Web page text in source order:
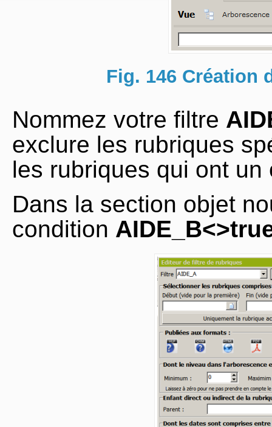
Fig. 146 Création
Nommez votre filtre
exclure les rubriques
les rubriques qui ont
Dans la section objet
condition